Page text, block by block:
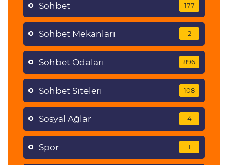
Sohbet 177
Sohbet Mekanları 2
Sohbet Odaları 896
Sohbet Siteleri 108
Sosyal Ağlar 4
Spor 1